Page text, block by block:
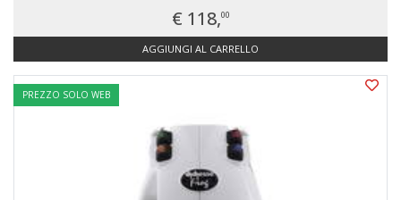
€ 118,00
AGGIUNGI AL CARRELLO
PREZZO SOLO WEB